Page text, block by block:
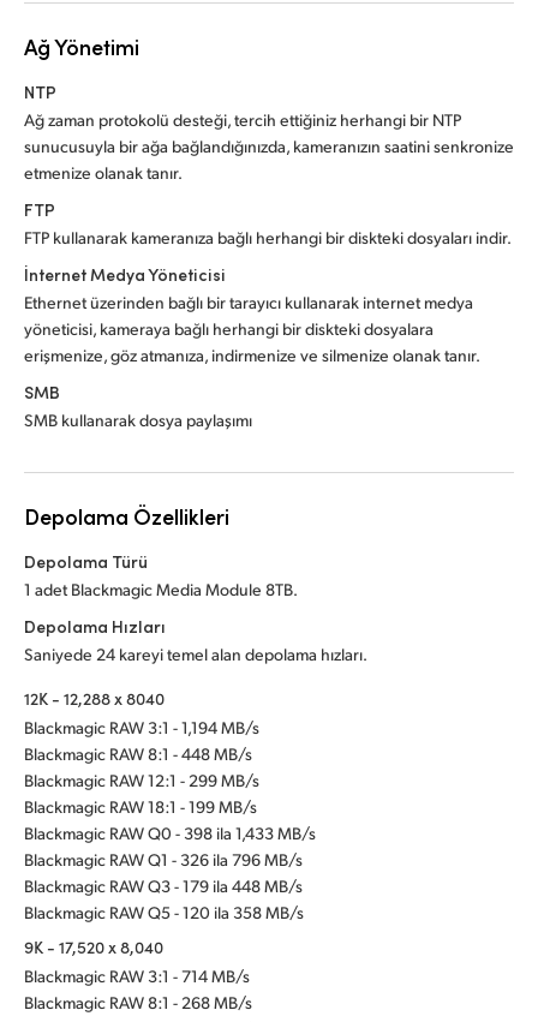
Ağ Yönetimi
NTP
Ağ zaman protokolü desteği, tercih ettiğiniz herhangi bir NTP
sunucusuyla bir ağa bağlandığınızda, kameranızın saatini senkronize
etmenize olanak tanır.
FTP
FTP kullanarak kameranıza bağlı herhangi bir diskteki dosyaları indir.
İnternet Medya Yöneticisi
Ethernet üzerinden bağlı bir tarayıcı kullanarak internet medya
yöneticisi, kameraya bağlı herhangi bir diskteki dosyalara
erişmenize, göz atmanıza, indirmenize ve silmenize olanak tanır.
SMB
SMB kullanarak dosya paylaşımı
Depolama Özellikleri
Depolama Türü
1 adet Blackmagic Media Module 8TB.
Depolama Hızları
Saniyede 24 kareyi temel alan depolama hızları.
12K - 12,288 x 8040
Blackmagic RAW 3:1 - 1,194 MB/s
Blackmagic RAW 8:1 - 448 MB/s
Blackmagic RAW 12:1 - 299 MB/s
Blackmagic RAW 18:1 - 199 MB/s
Blackmagic RAW Q0 - 398 ila 1,433 MB/s
Blackmagic RAW Q1 - 326 ila 796 MB/s
Blackmagic RAW Q3 - 179 ila 448 MB/s
Blackmagic RAW Q5 - 120 ila 358 MB/s
9K - 17,520 x 8,040
Blackmagic RAW 3:1 - 714 MB/s
Blackmagic RAW 8:1 - 268 MB/s